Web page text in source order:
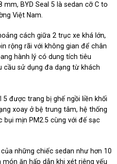
BYD Seal 5 là sedan cỡ C to
Việt Nam.
cách giữa 2 trục xe khá lớn,
rộng rãi với không gian để chân
hành lý có dung tích tiêu
cầu sử dụng đa dạng từ khách
5 được trang bị ghế ngồi liền khối
xoay ở bệ trung tâm, hệ thống
bụi mịn PM2.5 cùng với đế sạc
những chiếc sedan như hơn 10
ăn hấp dẫn khi xét riêng yếu